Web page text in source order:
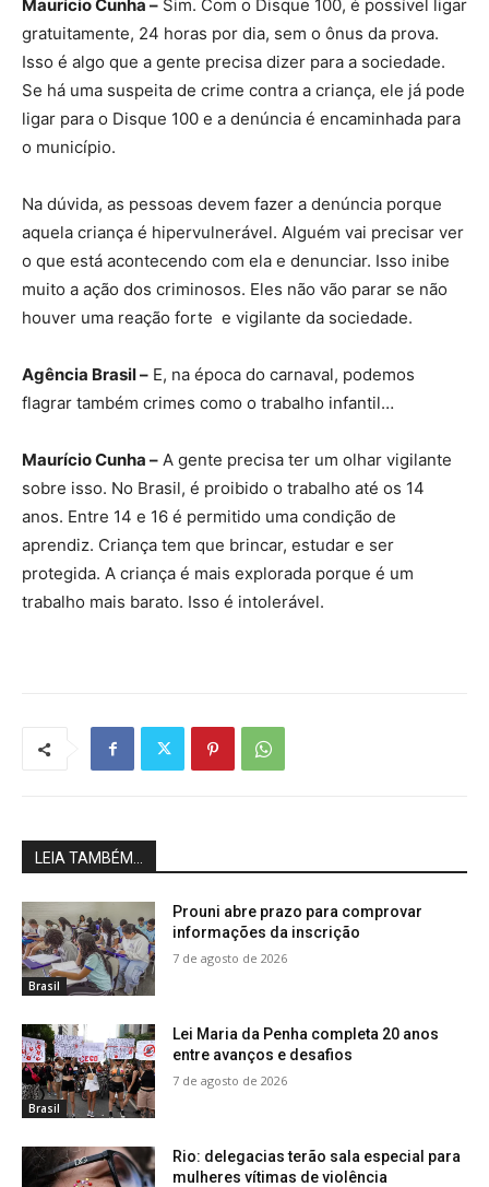
Maurício Cunha – Sim. Com o Disque 100, é possível ligar
gratuitamente, 24 horas por dia, sem o ônus da prova.
Isso é algo que a gente precisa dizer para a sociedade.
Se há uma suspeita de crime contra a criança, ele já pode
ligar para o Disque 100 e a denúncia é encaminhada para
o município.
Na dúvida, as pessoas devem fazer a denúncia porque
aquela criança é hipervulnerável. Alguém vai precisar ver
o que está acontecendo com ela e denunciar. Isso inibe
muito a ação dos criminosos. Eles não vão parar se não
houver uma reação forte e vigilante da sociedade.
Agência Brasil – E, na época do carnaval, podemos
flagrar também crimes como o trabalho infantil…
Maurício Cunha – A gente precisa ter um olhar vigilante
sobre isso. No Brasil, é proibido o trabalho até os 14
anos. Entre 14 e 16 é permitido uma condição de
aprendiz. Criança tem que brincar, estudar e ser
protegida. A criança é mais explorada porque é um
trabalho mais barato. Isso é intolerável.
LEIA TAMBÉM...
Brasil
Prouni abre prazo para comprovar
informações da inscrição
7 de agosto de 2026
Brasil
Lei Maria da Penha completa 20 anos
entre avanços e desafios
7 de agosto de 2026
Rio: delegacias terão sala especial para
mulheres vítimas de violência